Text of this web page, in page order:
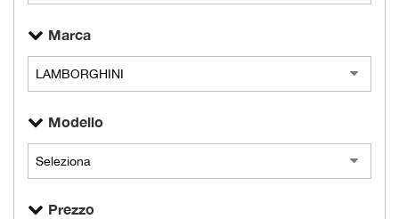
Marca
Modello
Prezzo